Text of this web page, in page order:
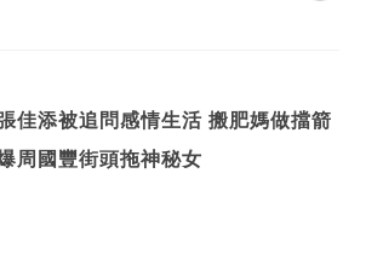
佳添被追問感情生活 搬肥媽做擋箭
周國豐街頭拖神秘女